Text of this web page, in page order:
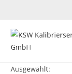
Ausgewählt: